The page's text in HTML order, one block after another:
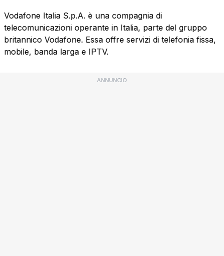
Vodafone Italia S.p.A. è una compagnia di
telecomunicazioni operante in Italia, parte del gruppo
britannico Vodafone. Essa offre servizi di telefonia fissa,
mobile, banda larga e IPTV.
ANNUNCIO